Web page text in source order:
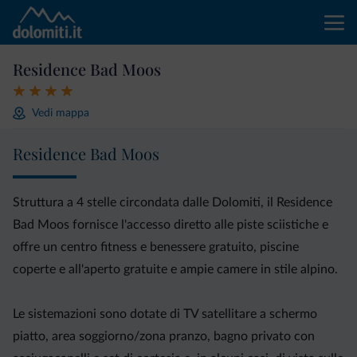
Residence Bad Moos
Vedi mappa
Residence Bad Moos
Struttura a 4 stelle circondata dalle Dolomiti, il Residence
Bad Moos fornisce l'accesso diretto alle piste sciistiche e
offre un centro fitness e benessere gratuito, piscine
coperte e all'aperto gratuite e ampie camere in stile alpino.
Le sistemazioni sono dotate di TV satellitare a schermo
piatto, area soggiorno/zona pranzo, bagno privato con